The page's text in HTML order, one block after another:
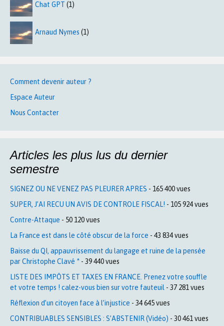
Chat GPT (1)
Arnaud Nymes (1)
Comment devenir auteur ?
Espace Auteur
Nous Contacter
Articles les plus lus du dernier
semestre
SIGNEZ OU NE VENEZ PAS PLEURER APRES - 165 400 vues
SUPER, J’AI RECU UN AVIS DE CONTROLE FISCAL! - 105 924 vues
Contre-Attaque - 50 120 vues
La France est dans le côté obscur de la force - 43 834 vues
Baisse du QI, appauvrissement du langage et ruine de la pensée
par Christophe Clavé * - 39 440 vues
LISTE DES IMPÔTS ET TAXES EN FRANCE. Prenez votre souffle
et votre temps ! calez-vous bien sur votre fauteuil - 37 281 vues
Réflexion d’un citoyen face à l’injustice - 34 645 vues
CONTRIBUABLES SENSIBLES : S’ABSTENIR (Vidéo) - 30 461 vues